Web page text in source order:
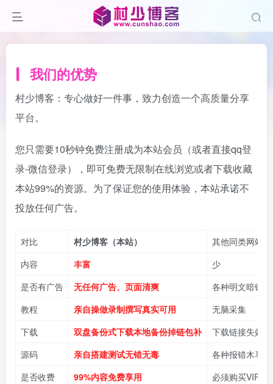
我们的优势
村少博客：专心做好一件事，致力创造一个高质量分享
平台。
您只需要10秒钟免费注册成为本站会员（或者直接qq登
录-微信登录），即可免费无限制在线浏览或者下载收藏
本站99%的资源。为了保证您的使用体验，本站承诺不
投放任何广告。
对比 村少博客（本站）
其他同类网站
内容
丰富
少
是否有广告
无任何广告、页面清爽
各种明文暗链
教程
亲自操做录制撰写真实可用
无脑采集
下载
双盘备份式下载本地备份掉链包补
下载链接失效
源码
亲自搭建测试无错无毒
各种报错木马
是否收费
99%内容免费享用
必须购买VIP